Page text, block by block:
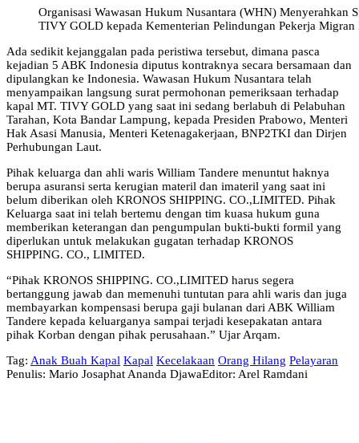
Organisasi Wawasan Hukum Nusantara (WHN) Menyerahkan
TIVY GOLD kepada Kementerian Pelindungan Pekerja
Ada sedikit kejanggalan pada peristiwa tersebut, dimana pasca
kejadian 5 ABK Indonesia diputus kontraknya secara bersamaan dan
dipulangkan ke Indonesia. Wawasan Hukum Nusantara telah
menyampaikan langsung surat permohonan pemeriksaan terhadap
kapal MT. TIVY GOLD yang saat ini sedang berlabuh di Pelabuhan
Tarahan, Kota Bandar Lampung, kepada Presiden Prabowo, Menteri
Hak Asasi Manusia, Menteri Ketenagakerjaan, BNP2TKI dan Dirjen
Perhubungan Laut.
Pihak keluarga dan ahli waris William Tandere menuntut haknya
berupa asuransi serta kerugian materil dan imateril yang saat ini
belum diberikan oleh KRONOS SHIPPING. CO.,LIMITED. Pihak
Keluarga saat ini telah bertemu dengan tim kuasa hukum guna
memberikan keterangan dan pengumpulan bukti-bukti formil yang
diperlukan untuk melakukan gugatan terhadap KRONOS
SHIPPING. CO., LIMITED.
“Pihak KRONOS SHIPPING. CO.,LIMITED harus segera
bertanggung jawab dan memenuhi tuntutan para ahli waris dan juga
membayarkan kompensasi berupa gaji bulanan dari ABK William
Tandere kepada keluarganya sampai terjadi kesepakatan antara
pihak Korban dengan pihak perusahaan.” Ujar Arqam.
Tag: Anak Buah Kapal Kapal Kecelakaan Orang Hilang Pelayaran
Penulis: Mario Josaphat Ananda DjawaEditor: Arel Ramdani